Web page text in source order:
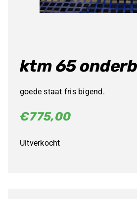
ktm 65
goede staat fris bigend.
€775,00
Uitverkocht